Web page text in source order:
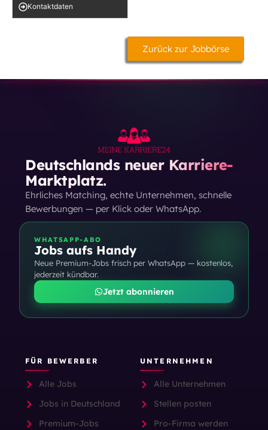
Kontakt­daten
Zurück zur Jobbörse
Deutschlands neuer Karriere-
Marktplatz.
Ehrliches Matching, echte Unternehmen, schnelle
Bewerbungen — per Klick oder WhatsApp.
WHATSAPP-ABO
Jobs aufs Handy
Neue Premium-Jobs frisch per WhatsApp — kostenlos,
jederzeit kündbar.
Jetzt abonnieren
FÜR BEWERBER
Alle Jobs
Jobs in Deutschland
Premium-Jobs
UNTERNEHMEN
Alle Unternehmen
Stellen posten
Pro-Firma werden